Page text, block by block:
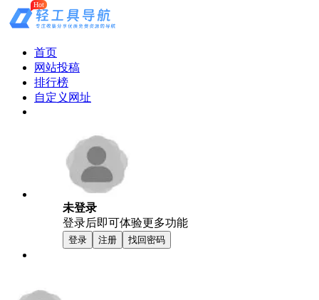
首页
网站投稿
排行榜
Hot
自定义网址
未登录
登录后即可体验更多功能
登录 注册 找回密码